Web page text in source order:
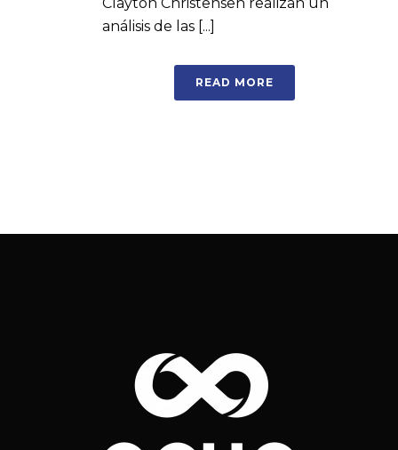
análisis de las [...]
READ MORE